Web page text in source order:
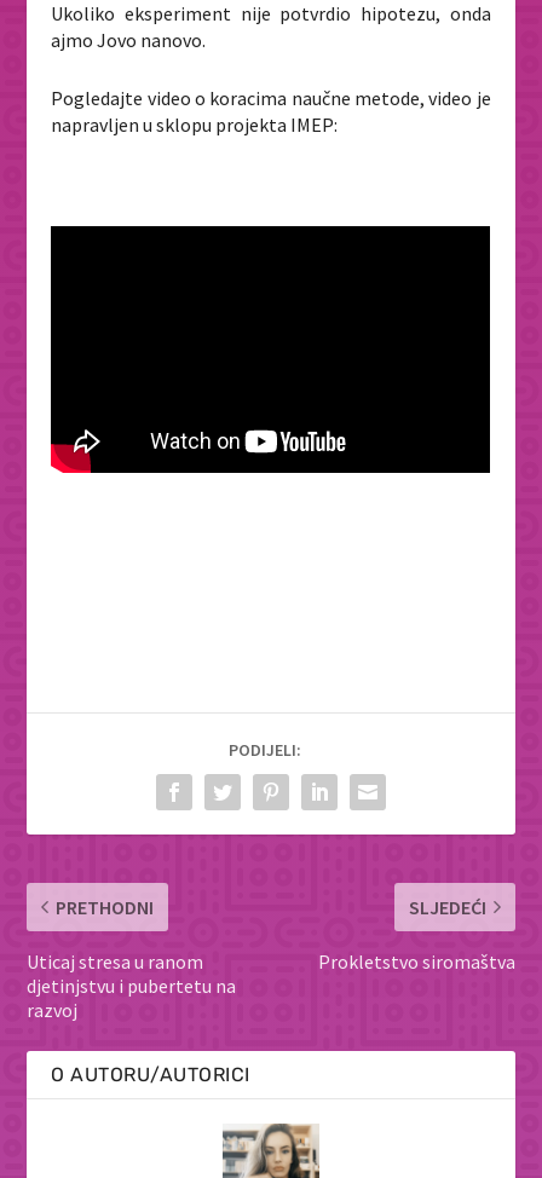
Ukoliko eksperiment nije potvrdio hipotezu, onda
ajmo Jovo nanovo.
Pogledajte video o koracima naučne metode, video je
napravljen u sklopu projekta IMEP:
PODIJELI:
PRETHODNI
Uticaj stresa u ranom
djetinjstvu i pubertetu na
razvoj
SLJEDEĆI
Prokletstvo siromaštva
O AUTORU/AUTORICI